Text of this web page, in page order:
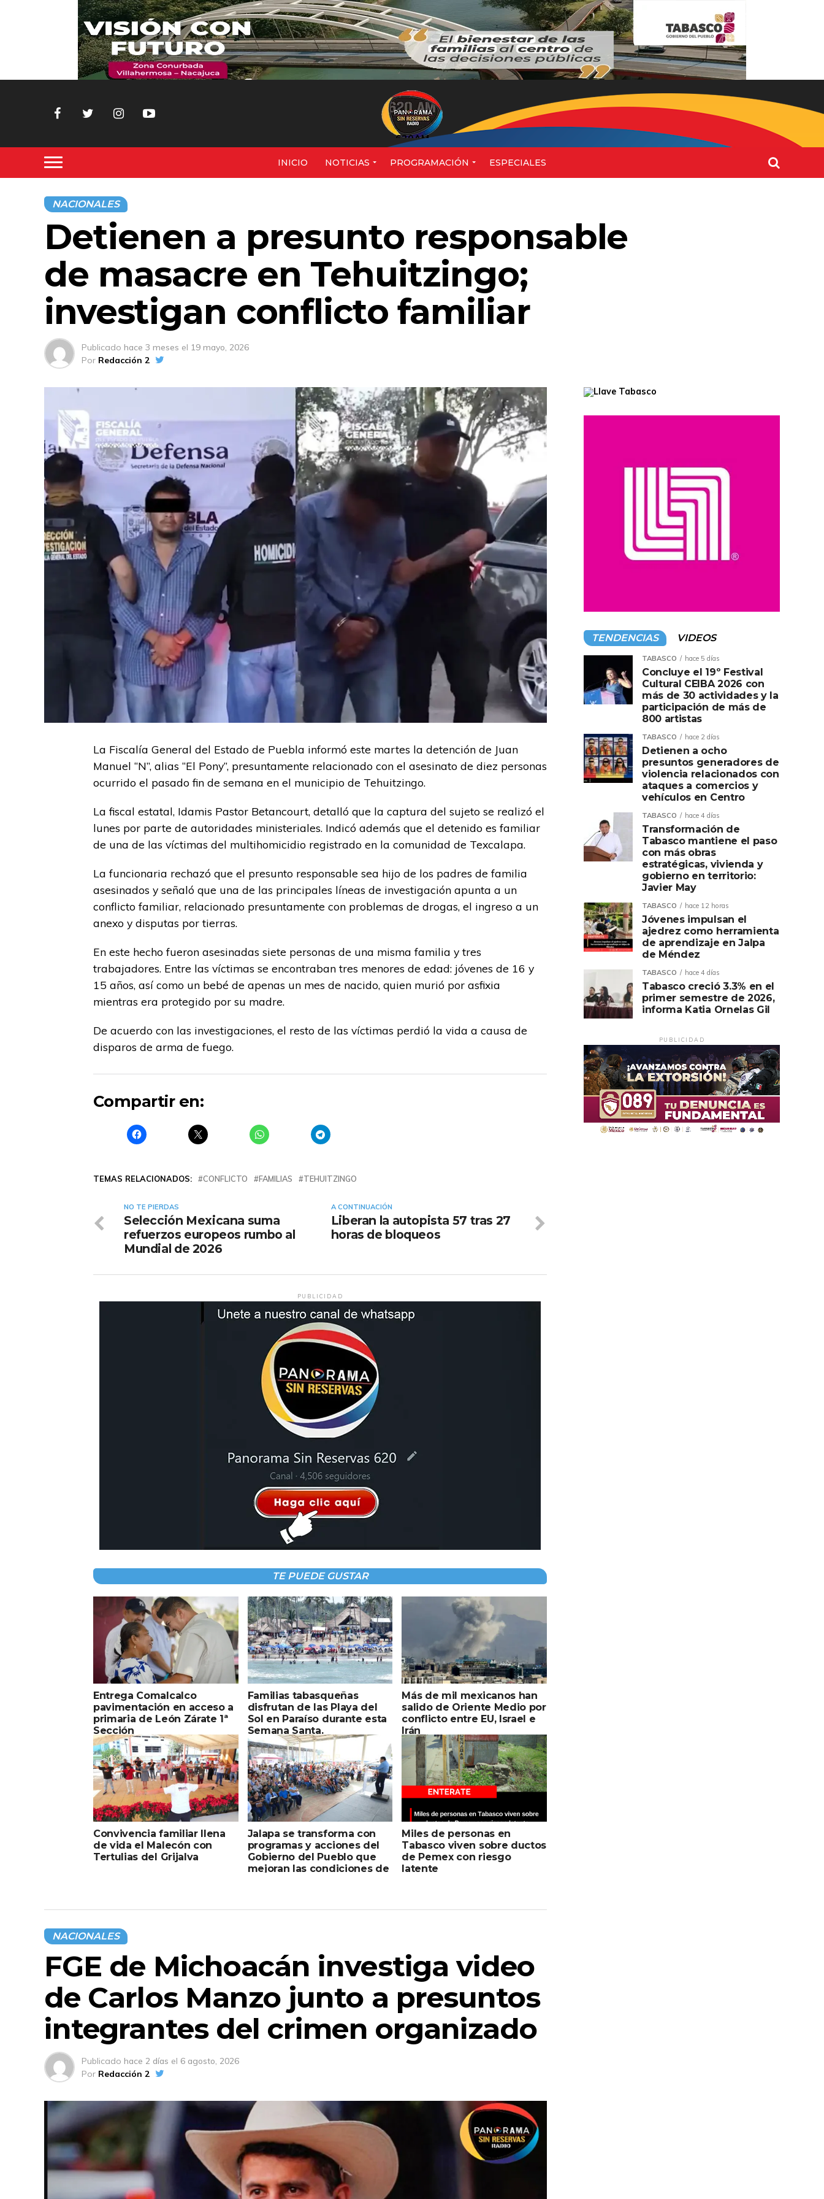
620AM
INICIO NOTICIAS PROGRAMACIÓN ESPECIALES
NACIONALES
Detienen a presunto responsable
de masacre en Tehuitzingo;
investigan conflicto familiar
Publicado hace 3 meses el 19 mayo, 2026
Por Redacción 2
La Fiscalía General del Estado de Puebla informó este martes la detención de Juan
Manuel “N”, alias “El Pony”, presuntamente relacionado con el asesinato de diez personas
ocurrido el pasado fin de semana en el municipio de Tehuitzingo.
La fiscal estatal, Idamis Pastor Betancourt, detalló que la captura del sujeto se realizó el
lunes por parte de autoridades ministeriales. Indicó además que el detenido es familiar
de una de las víctimas del multihomicidio registrado en la comunidad de Texcalapa.
La funcionaria rechazó que el presunto responsable sea hijo de los padres de familia
asesinados y señaló que una de las principales líneas de investigación apunta a un
conflicto familiar, relacionado presuntamente con problemas de drogas, el ingreso a un
anexo y disputas por tierras.
En este hecho fueron asesinadas siete personas de una misma familia y tres
trabajadores. Entre las víctimas se encontraban tres menores de edad: jóvenes de 16 y
15 años, así como un bebé de apenas un mes de nacido, quien murió por asfixia
mientras era protegido por su madre.
De acuerdo con las investigaciones, el resto de las víctimas perdió la vida a causa de
disparos de arma de fuego.
Compartir en:
TEMAS RELACIONADOS: CONFLICTO FAMILIAS TEHUITZINGO
A CONTINUACIÓN
Liberan la autopista 57 tras 27
horas de bloqueos
NO TE PIERDAS
Selección Mexicana suma
refuerzos europeos rumbo al
Mundial de 2026
PUBLICIDAD
TE PUEDE GUSTAR
Entrega Comalcalco
pavimentación en acceso a
primaria de León Zárate 1ª
Sección
Familias tabasqueñas
disfrutan de las Playa del
Sol en Paraíso durante esta
Semana Santa.
Más de mil mexicanos han
salido de Oriente Medio por
conflicto entre EU, Israel e
Irán
Convivencia familiar llena
de vida el Malecón con
Tertulias del Grijalva
Jalapa se transforma con
programas y acciones del
Gobierno del Pueblo que
mejoran las condiciones de
Miles de personas en
Tabasco viven sobre ductos
de Pemex con riesgo
latente
NACIONALES
FGE de Michoacán investiga video
de Carlos Manzo junto a presuntos
integrantes del crimen organizado
Publicado hace 2 días el 6 agosto, 2026
Por Redacción 2
TENDENCIAS VIDEOS
TABASCO hace 5 días
Concluye el 19º Festival
Cultural CEIBA 2026 con
más de 30 actividades y la
participación de más de
800 artistas
TABASCO hace 2 días
Detienen a ocho
presuntos generadores de
violencia relacionados con
ataques a comercios y
vehículos en Centro
TABASCO hace 4 días
Transformación de
Tabasco mantiene el paso
con más obras
estratégicas, vivienda y
gobierno en territorio:
Javier May
TABASCO hace 12 horas
Jóvenes impulsan el
ajedrez como herramienta
de aprendizaje en Jalpa
de Méndez
TABASCO hace 4 días
Tabasco creció 3.3% en el
primer semestre de 2026,
informa Katia Ornelas Gil
PUBLICIDAD